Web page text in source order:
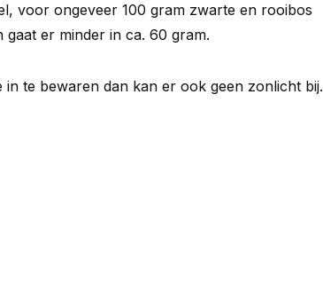
voor ongeveer 100 gram zwarte en rooibos
er minder in ca. 60 gram.
in te bewaren dan kan er ook geen zonlicht bij.